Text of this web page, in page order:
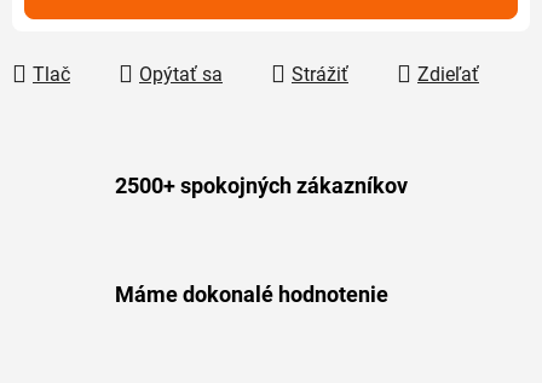
Tlač Opýtať sa Strážiť Zdieľať
2500+ spokojných zákazníkov
Máme dokonalé hodnotenie